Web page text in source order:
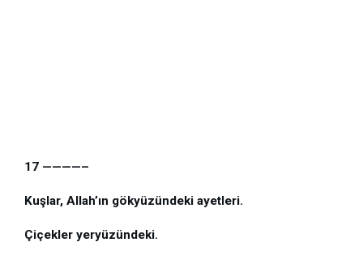
17 ————–
Kuşlar, Allah’ın gökyüzündeki ayetleri.
Çiçekler yeryüzündeki.